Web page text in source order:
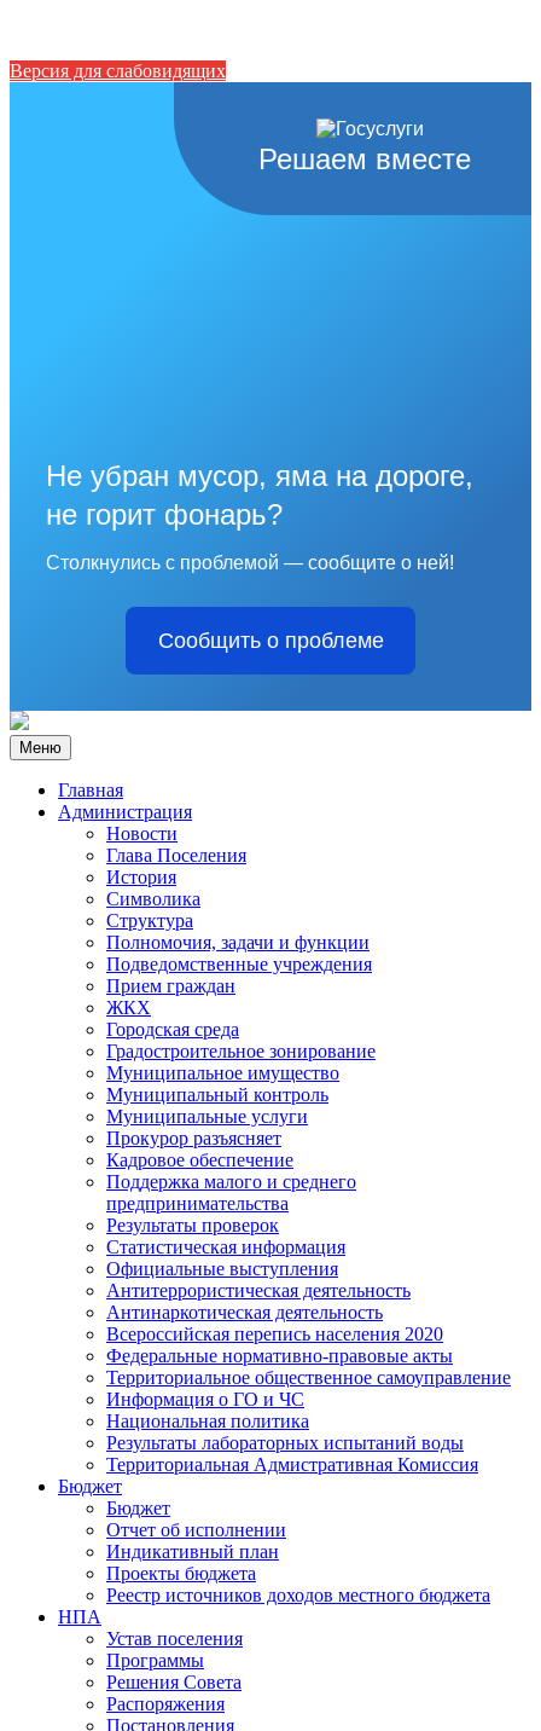
Версия для слабовидящих
Решаем вместе
Не убран мусор, яма на дороге,
не горит фонарь?
Столкнулись с проблемой — сообщите о ней!
Сообщить о проблеме
Меню
Главная
Администрация
Новости
Глава Поселения
История
Символика
Структура
Полномочия, задачи и функции
Подведомственные учреждения
Прием граждан
ЖКХ
Городская среда
Градостроительное зонирование
Муниципальное имущество
Муниципальный контроль
Муниципальные услуги
Прокурор разъясняет
Кадровое обеспечение
Поддержка малого и среднего
предпринимательства
Результаты проверок
Статистическая информация
Официальные выступления
Антитеррористическая деятельность
Антинаркотическая деятельность
Всероссийская перепись населения 2020
Федеральные нормативно-правовые акты
Территориальное общественное самоуправление
Информация о ГО и ЧС
Национальная политика
Результаты лабораторных испытаний воды
Территориальная Адмистративная Комиссия
Бюджет
Бюджет
Отчет об исполнении
Индикативный план
Проекты бюджета
Реестр источников доходов местного бюджета
НПА
Устав поселения
Программы
Решения Совета
Распоряжения
Постановления